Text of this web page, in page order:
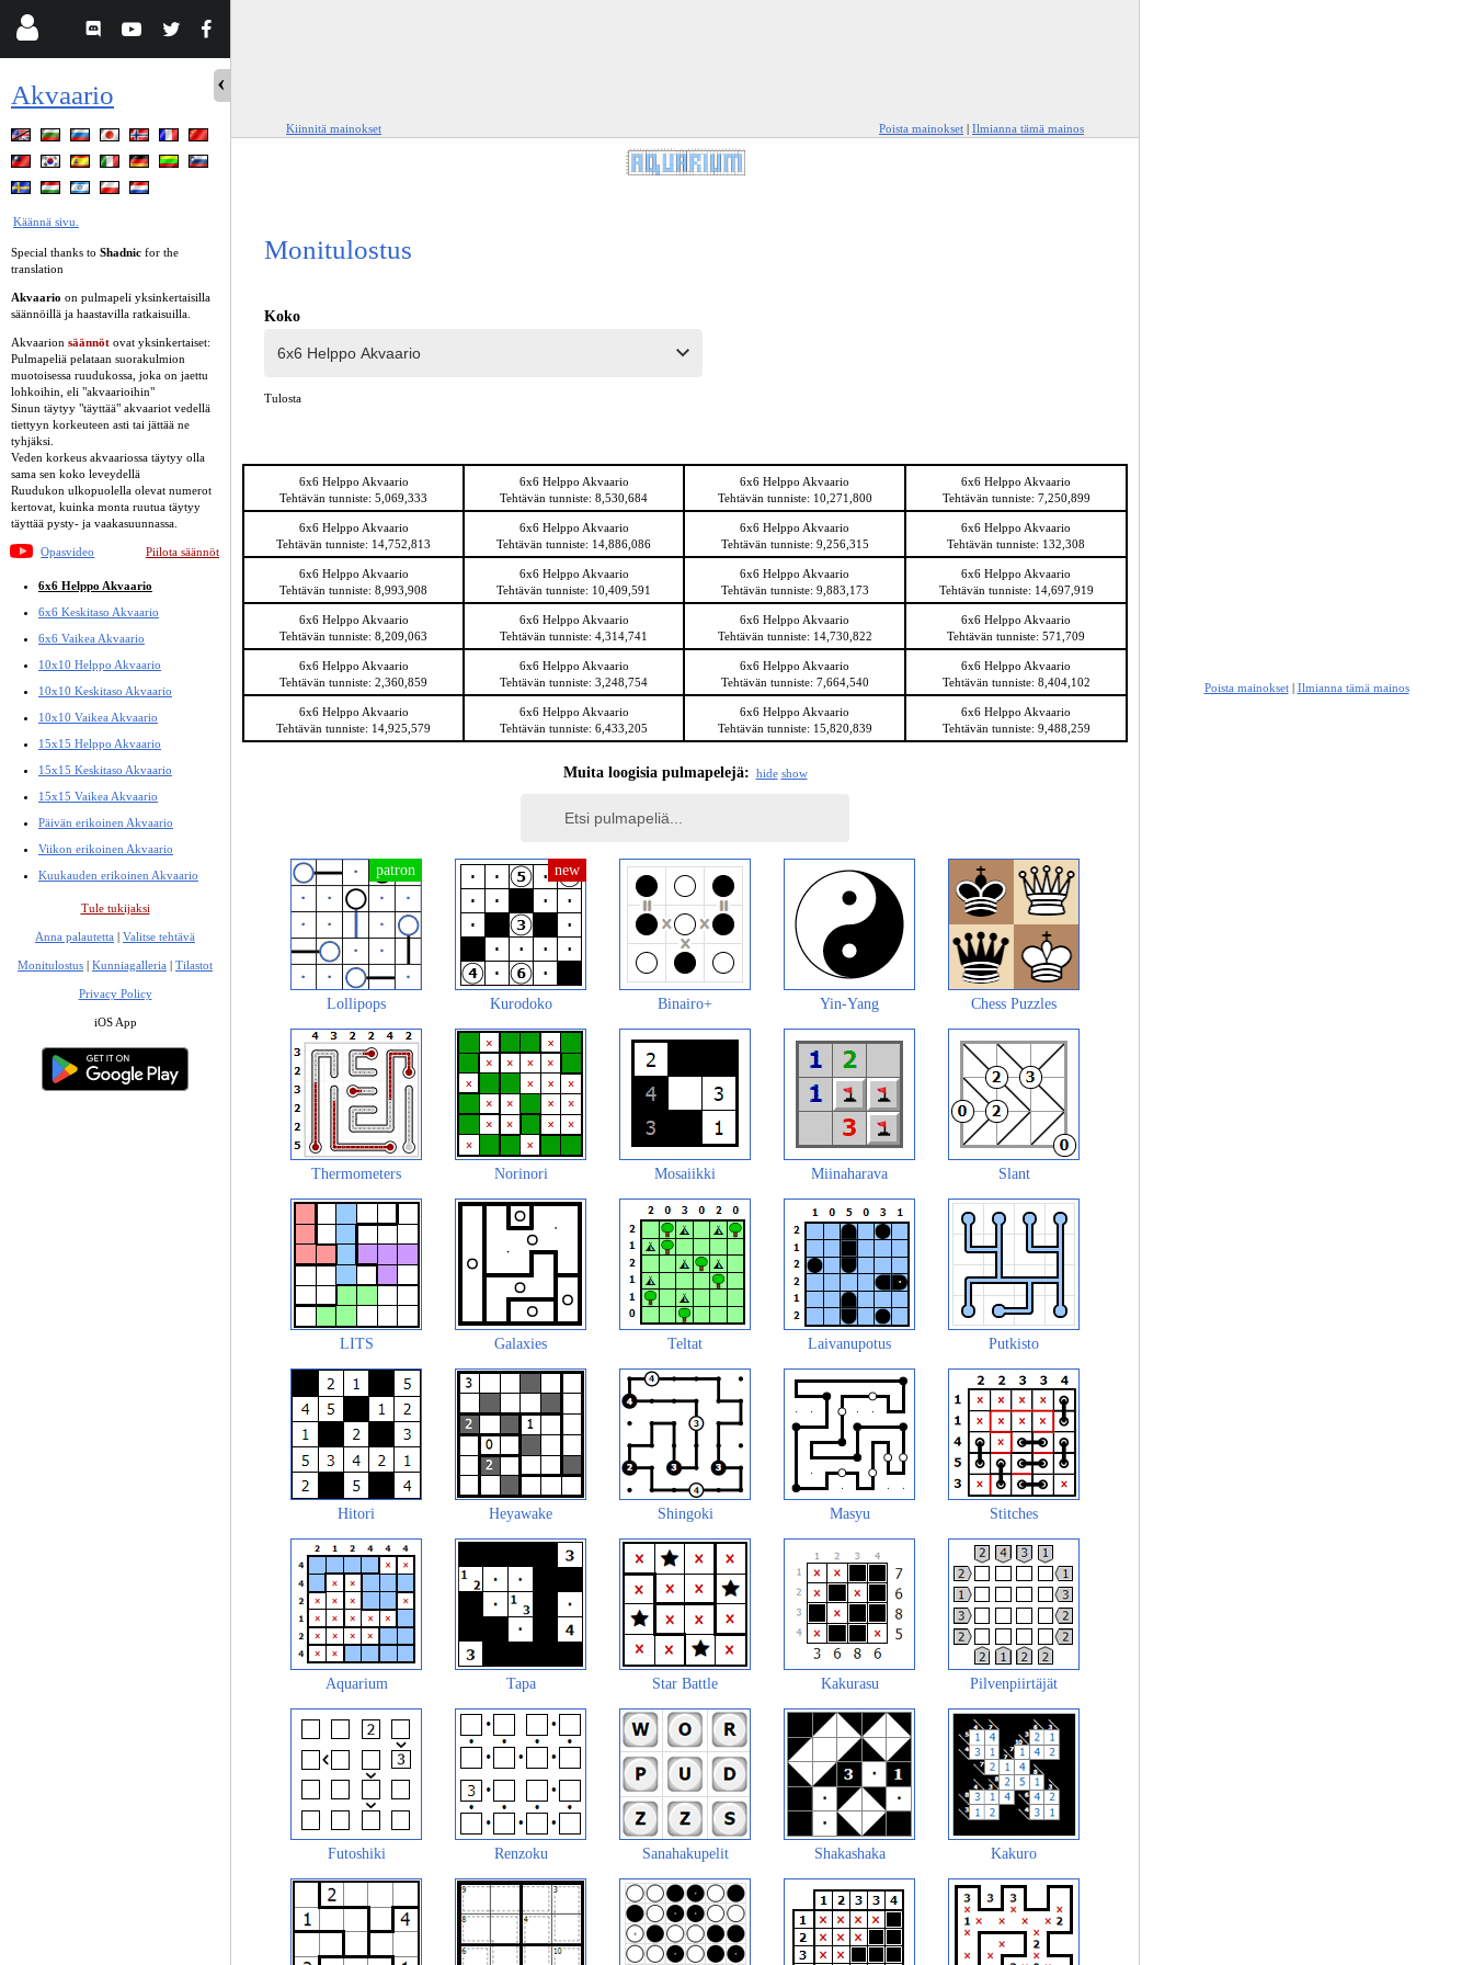
Akvaario
Käännä sivu.
Special thanks to Shadnic for the
translation
Akvaario on pulmapeli yksinkertaisilla
säännöillä ja haastavilla ratkaisuilla.
Akvaarion säännöt ovat yksinkertaiset:
Pulmapeliä pelataan suorakulmion
muotoisessa ruudukossa, joka on jaettu
lohkoihin, eli "akvaarioihin"
Sinun täytyy "täyttää" akvaariot vedellä
tiettyyn korkeuteen asti tai jättää ne
tyhjäksi.
Veden korkeus akvaariossa täytyy olla
sama sen koko leveydellä
Ruudukon ulkopuolella olevat numerot
kertovat, kuinka monta ruutua täytyy
täyttää pysty- ja vaakasuunnassa.
Opasvideo Piilota säännöt
6x6 Helppo Akvaario
6x6 Keskitaso Akvaario
6x6 Vaikea Akvaario
10x10 Helppo Akvaario
10x10 Keskitaso Akvaario
10x10 Vaikea Akvaario
15x15 Helppo Akvaario
15x15 Keskitaso Akvaario
15x15 Vaikea Akvaario
Päivän erikoinen Akvaario
Viikon erikoinen Akvaario
Kuukauden erikoinen Akvaario
Tule tukijaksi
Anna palautetta | Valitse tehtävä
Monitulostus | Kunniagalleria | Tilastot
Privacy Policy
iOS App
Kiinnitä mainokset Poista mainokset | Ilmianna tämä mainos
Monitulostus
Koko
Tulosta
6x6 Helppo Akvaario
Tehtävän tunniste: 5,069,333
6x6 Helppo Akvaario
Tehtävän tunniste: 8,530,684
6x6 Helppo Akvaario
Tehtävän tunniste: 10,271,800
6x6 Helppo Akvaario
Tehtävän tunniste: 7,250,899
6x6 Helppo Akvaario
Tehtävän tunniste: 14,752,813
6x6 Helppo Akvaario
Tehtävän tunniste: 14,886,086
6x6 Helppo Akvaario
Tehtävän tunniste: 9,256,315
6x6 Helppo Akvaario
Tehtävän tunniste: 132,308
6x6 Helppo Akvaario
Tehtävän tunniste: 8,993,908
6x6 Helppo Akvaario
Tehtävän tunniste: 10,409,591
6x6 Helppo Akvaario
Tehtävän tunniste: 9,883,173
6x6 Helppo Akvaario
Tehtävän tunniste: 14,697,919
6x6 Helppo Akvaario
Tehtävän tunniste: 8,209,063
6x6 Helppo Akvaario
Tehtävän tunniste: 4,314,741
6x6 Helppo Akvaario
Tehtävän tunniste: 14,730,822
6x6 Helppo Akvaario
Tehtävän tunniste: 571,709
6x6 Helppo Akvaario
Tehtävän tunniste: 2,360,859
6x6 Helppo Akvaario
Tehtävän tunniste: 3,248,754
6x6 Helppo Akvaario
Tehtävän tunniste: 7,664,540
6x6 Helppo Akvaario
Tehtävän tunniste: 8,404,102
6x6 Helppo Akvaario
Tehtävän tunniste: 14,925,579
6x6 Helppo Akvaario
Tehtävän tunniste: 6,433,205
6x6 Helppo Akvaario
Tehtävän tunniste: 15,820,839
6x6 Helppo Akvaario
Tehtävän tunniste: 9,488,259
Muita loogisia pulmapelejä: hide show
Lollipops Kurodoko Binairo+ Yin-Yang Chess Puzzles
Thermometers Norinori Mosaiikki Miinaharava Slant
LITS Galaxies Teltat Laivanupotus Putkisto
Hitori Heyawake Shingoki Masyu Stitches
Aquarium Tapa Star Battle Kakurasu Pilvenpiirtäjät
Futoshiki Renzoku Sanahakupelit Shakashaka Kakuro
Poista mainokset| Ilmianna tämä mainos